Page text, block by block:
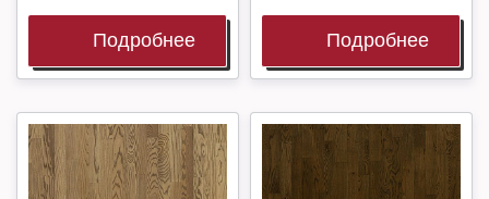
Подробнее Подробнее